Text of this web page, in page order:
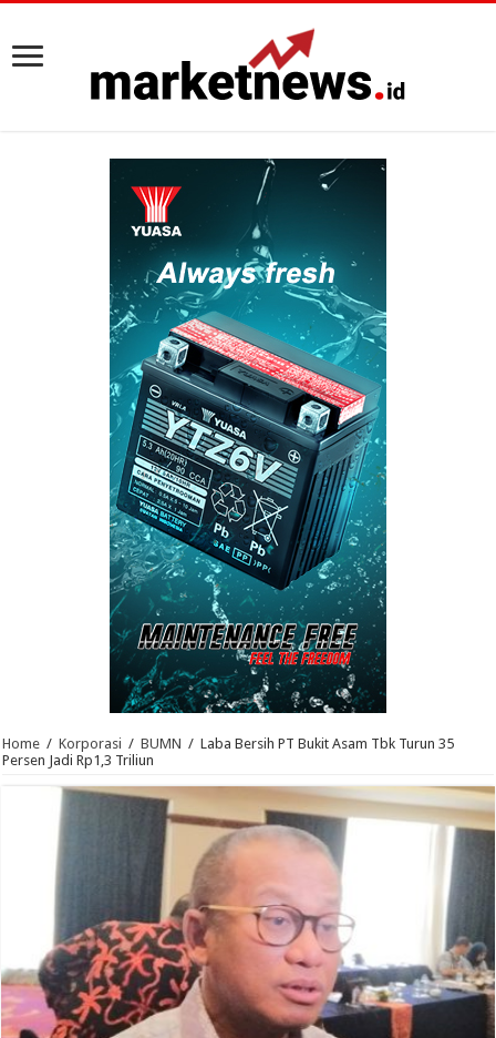
Home / Korporasi / BUMN / Laba Bersih PT Bukit Asam Tbk Turun 35
Persen Jadi Rp1,3 Triliun